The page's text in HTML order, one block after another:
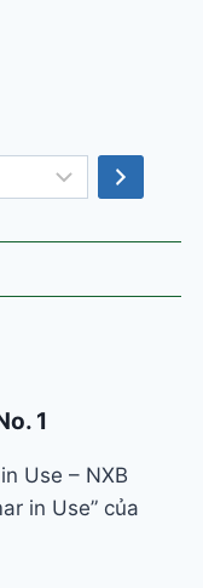
1
Use – NXB
in Use” của